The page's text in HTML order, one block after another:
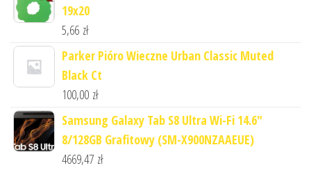
19x20
5,66 zł
Parker Pióro Wieczne Urban Classic Muted
Black Ct
100,00 zł
Samsung Galaxy Tab S8 Ultra Wi-Fi 14.6"
8/128GB Grafitowy (SM-X900NZAAEUE)
4669,47 zł